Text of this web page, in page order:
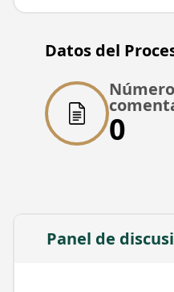
Bases para la
Prestación de
Registro Fotográfico
Confinado en los
Inversión y Pagos de
Datos del
0
Panel de